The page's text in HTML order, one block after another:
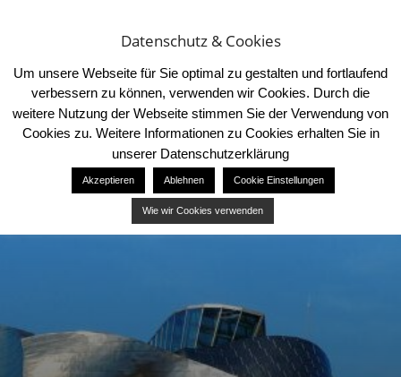
BREAKING NEWS
Nachhaltiger Urlaub an der Nordsee
Tourismus in Münster – Tipps & Highlights
Datenschutz & Cookies
Um unsere Webseite für Sie optimal zu gestalten und fortlaufend
verbessern zu können, verwenden wir Cookies. Durch die
weitere Nutzung der Webseite stimmen Sie der Verwendung von
Cookies zu. Weitere Informationen zu Cookies erhalten Sie in
unserer Datenschutzerklärung
Akzeptieren Ablehnen Cookie Einstellungen
Wie wir Cookies verwenden